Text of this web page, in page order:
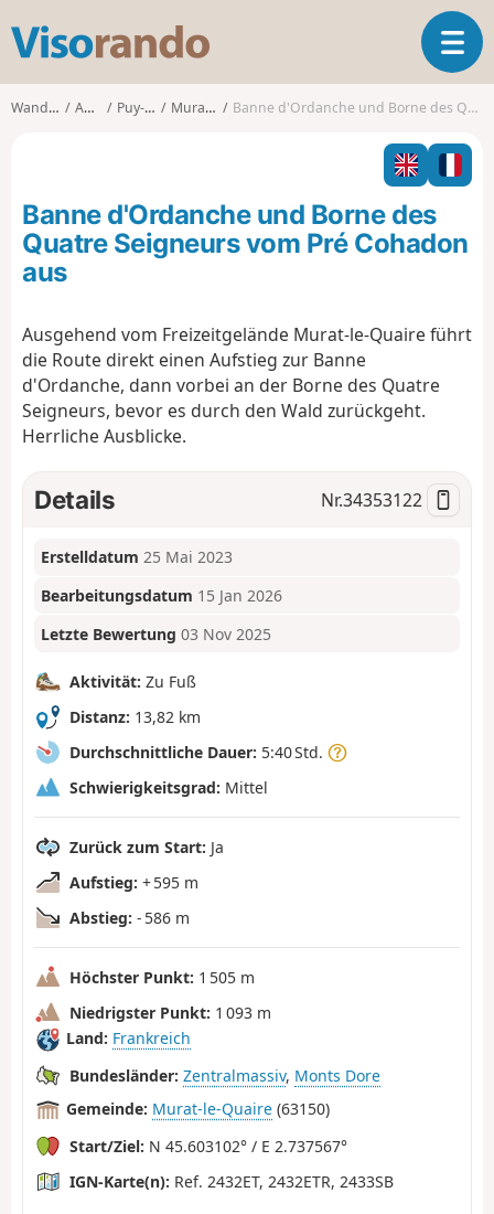
s
o
T
o
g
l
n
v
t
Wanderungen Auvergne Puy-de-Dôme Murat-le-Quaire Banne d'Ordanche und Borne des Quatre Seigneurs vom Pré Cohadon aus
Banne d'Ordanche und Borne des
Quatre Seigneurs vom Pré Cohadon
aus
Ausgehend vom Freizeitgelände Murat-le-Quaire führt
die Route direkt einen Aufstieg zur Banne
d'Ordanche, dann vorbei an der Borne des Quatre
Seigneurs, bevor es durch den Wald zurückgeht.
Herrliche Ausblicke.
Details Nr.34353122
Erstelldatum 25 Mai 2023
Bearbeitungsdatum 15 Jan 2026
Letzte Bewertung 03 Nov 2025
Aktivität: Zu Fuß
Distanz: 13,82 km
Durchschnittliche Dauer: 5:40 Std.
Schwierigkeitsgrad: Mittel
Zurück zum Start: Ja
Aufstieg: + 595 m
Abstieg: - 586 m
Höchster Punkt: 1 505 m
Niedrigster Punkt: 1 093 m
Land: Frankreich
Bundesländer: Zentralmassiv, Monts Dore
Gemeinde: Murat-le-Quaire (63150)
Start/Ziel: N 45.603102° / E 2.737567°
IGN-Karte(n): Ref. 2432ET, 2432ETR, 2433SB